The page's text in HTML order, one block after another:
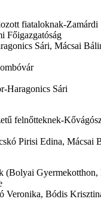
fiataloknak-Zamárdi
Főigazgatóság
Sári, Mácsai
Haragonics Sári
felnőtteknek-
Pirisi Edina, Mácsai
(Bolyai
Veronika, Bódis